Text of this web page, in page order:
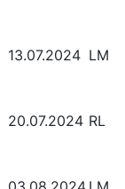
13.07.2024 LM
20.07.2024 RL